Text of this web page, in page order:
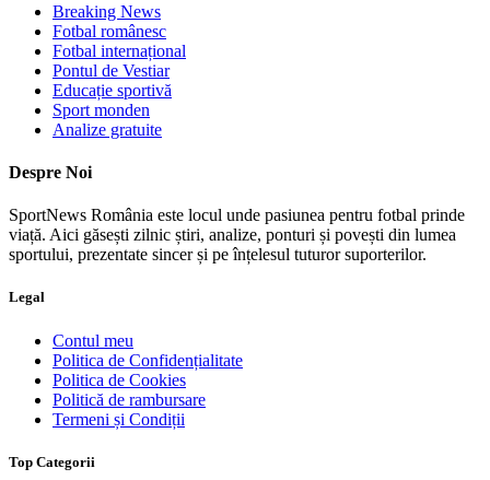
Breaking News
Fotbal românesc
Fotbal internațional
Pontul de Vestiar
Educație sportivă
Sport monden
Analize gratuite
Despre Noi
SportNews România este locul unde pasiunea pentru fotbal prinde
viață. Aici găsești zilnic știri, analize, ponturi și povești din lumea
sportului, prezentate sincer și pe înțelesul tuturor suporterilor.
Legal
Contul meu
Politica de Confidențialitate
Politica de Cookies
Politică de rambursare
Termeni și Condiții
Top Categorii